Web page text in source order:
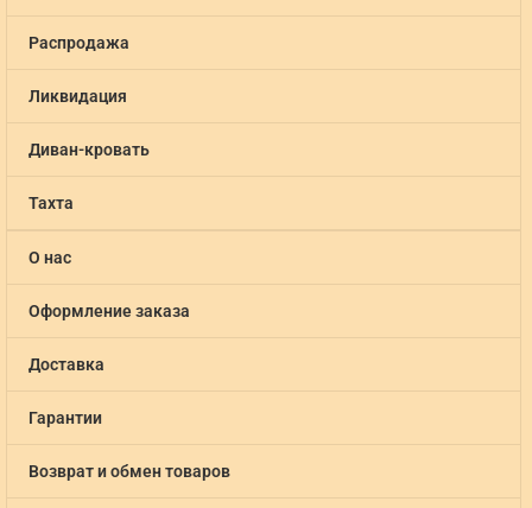
Распродажа
Ликвидация
Диван-кровать
Тахта
О нас
Оформление заказа
Доставка
Гарантии
Возврат и обмен товаров